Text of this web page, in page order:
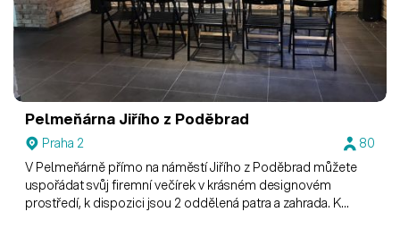
Pelmeňárna Jiřího z Poděbrad
Praha 2
80
V Pelmeňárně přímo na náměstí Jiřího z Poděbrad můžete
uspořádat svůj firemní večírek v krásném designovém
prostředí, k dispozici jsou 2 oddělená patra a zahrada. K